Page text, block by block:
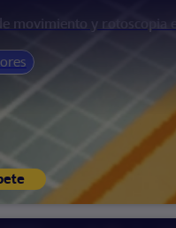
movimiento y